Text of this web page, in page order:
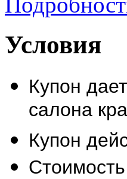
Условия
Купон
салона
Купон